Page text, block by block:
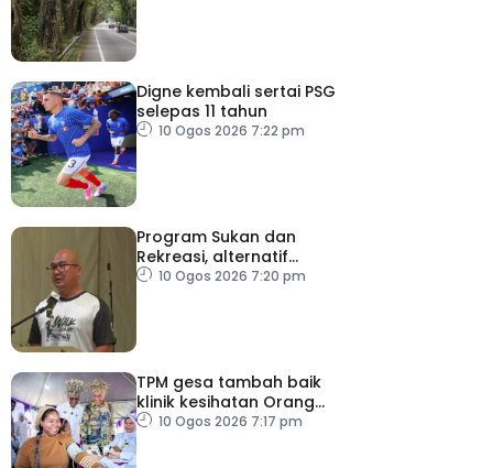
Digne kembali sertai PSG
selepas 11 tahun
10 Ogos 2026 7:22 pm
Program Sukan dan
Rekreasi, alternatif
bersama keluarga
10 Ogos 2026 7:20 pm
TPM gesa tambah baik
klinik kesihatan Orang
Asli10 Ogos 2026 7:17 pm